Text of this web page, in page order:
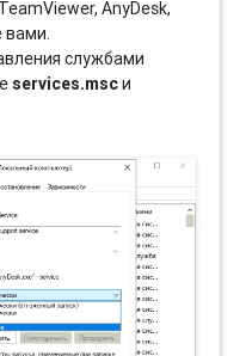
AnyDesk,
вами.
службами
services.mscи